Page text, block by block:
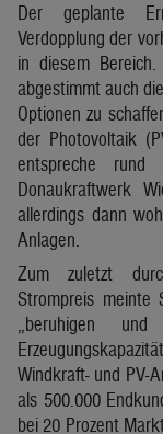
Der geplante
Verdopplung der
in diesem
abgestimmt auch
Optionen zu
der Photovoltaik
entspreche
Donaukraftwerk
allerdings dann
Anlagen.
Zum zuletzt
Strompreis meinte
„beruhigen
Windkraft- und PV-
als 500.000
bei 20 Prozent